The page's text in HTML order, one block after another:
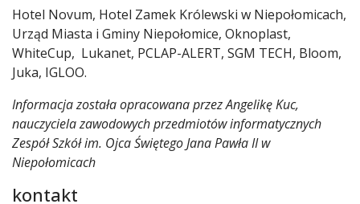
Hotel Novum, Hotel Zamek Królewski w Niepołomicach,
Urząd Miasta i Gminy Niepołomice, Oknoplast,
WhiteCup, Lukanet, PCLAP-ALERT, SGM TECH, Bloom,
Juka, IGLOO.
Informacja została opracowana przez Angelikę Kuc,
nauczyciela zawodowych przedmiotów informatycznych
Zespół Szkół im. Ojca Świętego Jana Pawła II w
Niepołomicach
kontakt